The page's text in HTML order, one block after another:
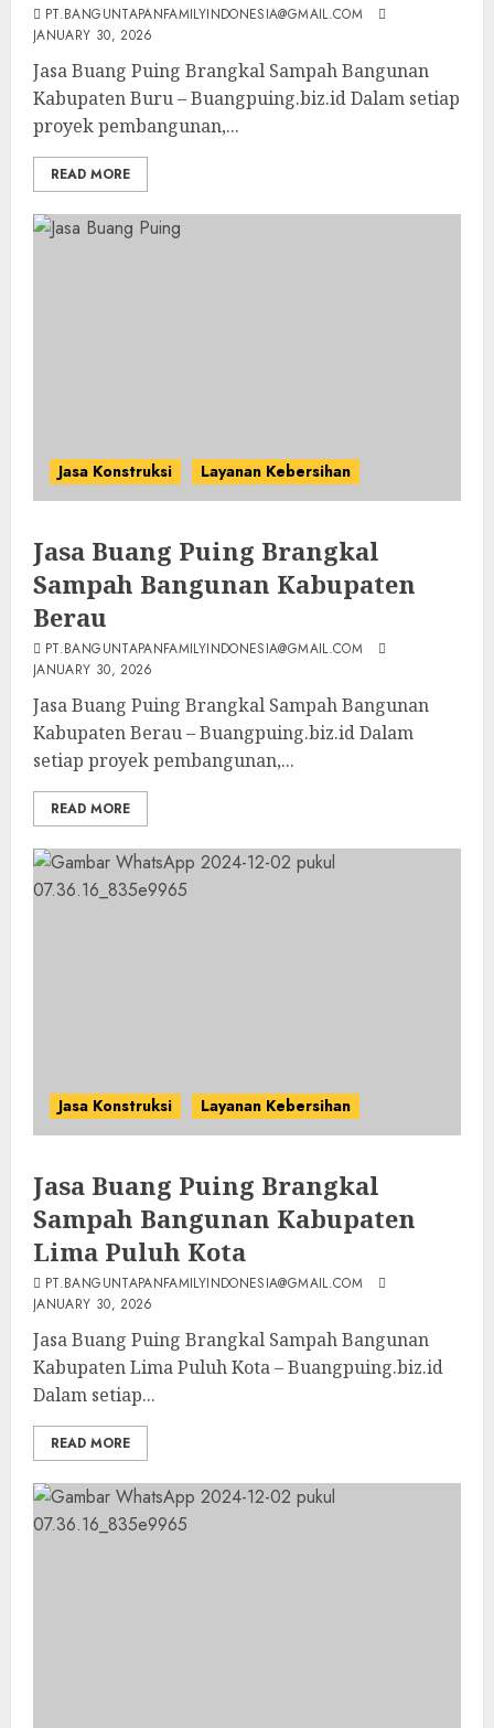
PT.BANGUNTAPANFAMILYINDONESIA@GMAIL.COM
JANUARY 30, 2026
Jasa Buang Puing Brangkal Sampah Bangunan
Kabupaten Buru – Buangpuing.biz.id Dalam setiap
proyek pembangunan,...
READ MORE
Jasa Konstruksi Layanan Kebersihan
Jasa Buang Puing Brangkal
Sampah Bangunan Kabupaten
Berau
PT.BANGUNTAPANFAMILYINDONESIA@GMAIL.COM
JANUARY 30, 2026
Jasa Buang Puing Brangkal Sampah Bangunan
Kabupaten Berau – Buangpuing.biz.id Dalam
setiap proyek pembangunan,...
READ MORE
Jasa Konstruksi Layanan Kebersihan
Jasa Buang Puing Brangkal
Sampah Bangunan Kabupaten
Lima Puluh Kota
PT.BANGUNTAPANFAMILYINDONESIA@GMAIL.COM
JANUARY 30, 2026
Jasa Buang Puing Brangkal Sampah Bangunan
Kabupaten Lima Puluh Kota – Buangpuing.biz.id
Dalam setiap...
READ MORE